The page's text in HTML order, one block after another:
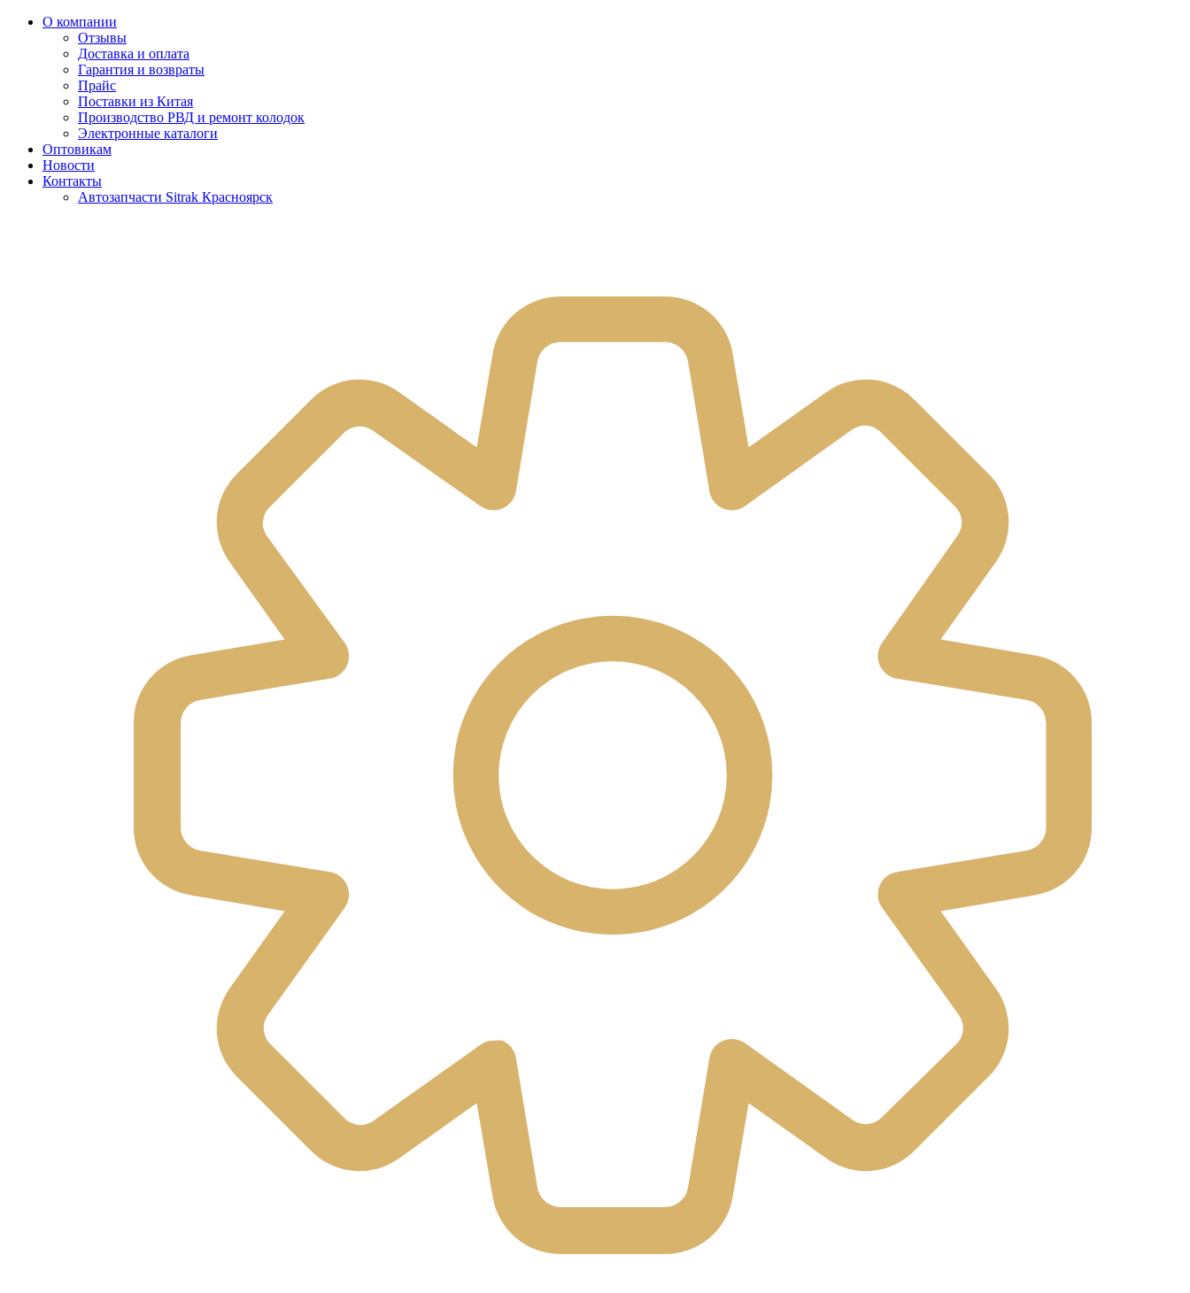
О компании
Отзывы
Доставка и оплата
Гарантия и возвраты
Прайс
Поставки из Китая
Производство РВД и ремонт колодок
Электронные каталоги
Оптовикам
Новости
Контакты
Автозапчасти Sitrak Красноярск